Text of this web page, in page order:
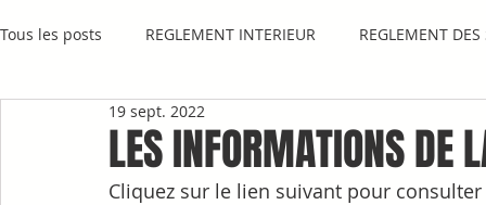
Tous les posts REGLEMENT INTERIEUR REGLEMENT DES
LES INFORMATIONS DE
19 sept. 2022
Cliquez sur le lien suivant pour